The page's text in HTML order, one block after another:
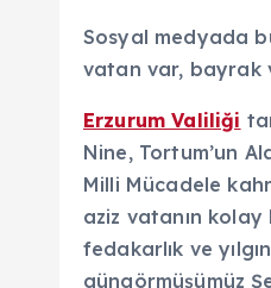
Sosyal medyada
vatan var, bayrak
Erzurum Valiliği
Nine, Tortum’un
Milli Mücadele
aziz vatanın kolay
fedakarlık ve
güngörmüşümüz